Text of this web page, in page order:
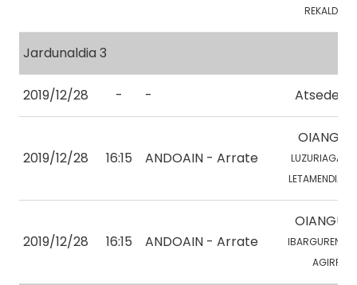
REKALDE, A.
Jardunaldia 3
2019/12/28 - - Atsedena
2019/12/28 16:15 ANDOAIN - Arrate
OIANGU 1
LUZURIAGA, A.
LETAMENDIA, Z.
2019/12/28 16:15 ANDOAIN - Arrate
OIANGU 2
IBARGUREN , X.
AGIRRE, I.